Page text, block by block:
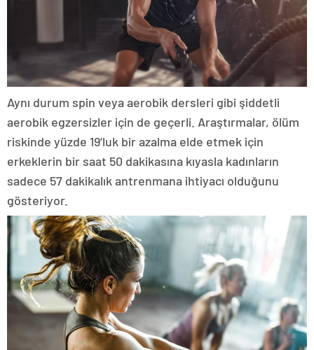
Aynı durum spin veya aerobik dersleri gibi şiddetli
aerobik egzersizler için de geçerli. Araştırmalar, ölüm
riskinde yüzde 19’luk bir azalma elde etmek için
erkeklerin bir saat 50 dakikasına kıyasla kadınların
sadece 57 dakikalık antrenmana ihtiyacı olduğunu
gösteriyor.